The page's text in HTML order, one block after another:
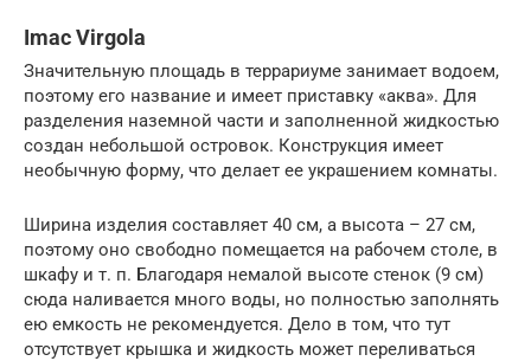
Imac Virgola
Значительную площадь в террариуме занимает водоем,
поэтому его название и имеет приставку «аква». Для
разделения наземной части и заполненной жидкостью
создан небольшой островок. Конструкция имеет
необычную форму, что делает ее украшением комнаты.
Ширина изделия составляет 40 см, а высота – 27 см,
поэтому оно свободно помещается на рабочем столе, в
шкафу и т. п. Благодаря немалой высоте стенок (9 см)
сюда наливается много воды, но полностью заполнять
ею емкость не рекомендуется. Дело в том, что тут
отсутствует крышка и жидкость может переливаться